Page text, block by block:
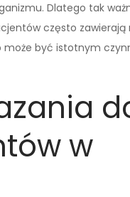
Dlatego tak
często
być istotnym
w